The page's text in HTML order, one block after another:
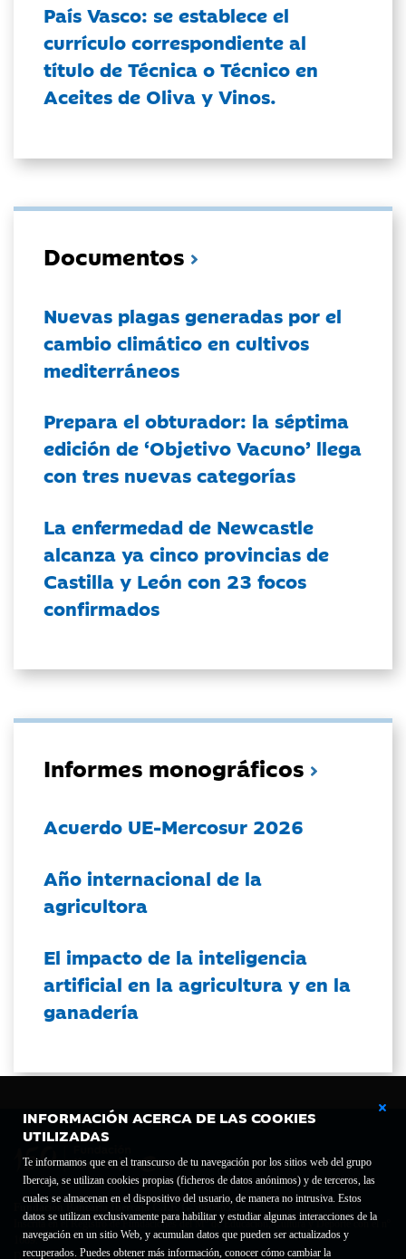
INFORMACIÓN ACERCA DE LAS COOKIES
UTILIZADAS
Te informamos que en el transcurso de tu navegación por los sitios web del grupo
Ibercaja, se utilizan cookies propias (ficheros de datos anónimos) y de terceros, las
cuales se almacenan en el dispositivo del usuario, de manera no intrusiva. Estos
datos se utilizan exclusivamente para habilitar y estudiar algunas interacciones de la
navegación en un sitio Web, y acumulan datos que pueden ser actualizados y
recuperados. Puedes obtener más información, conocer cómo cambiar la
País Vasco: se establece el
currículo correspondiente al
título de Técnica o Técnico en
Aceites de Oliva y Vinos.
Documentos
Nuevas plagas generadas por el
cambio climático en cultivos
mediterráneos
Prepara el obturador: la séptima
edición de ‘Objetivo Vacuno’ llega
con tres nuevas categorías
La enfermedad de Newcastle
alcanza ya cinco provincias de
Castilla y León con 23 focos
confirmados
Informes monográficos
Acuerdo UE-Mercosur 2026
Año internacional de la
agricultora
El impacto de la inteligencia
artificial en la agricultura y en la
ganadería
Fundación Bancaria Ibercaja C.I.F. G-50000652.
Inscrita en el Registro de Fundaciones del Mº de Educación, Cultura y Deporte con el nº
1689.
Domicilio social: Joaquín Costa, 13. 50001 Zaragoza.